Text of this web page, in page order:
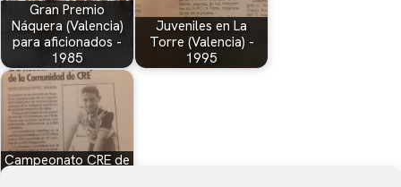
Gran Premio
Náquera (Valencia)
para aficionados -
1985
Juveniles en La
Torre (Valencia) -
1995
Campeonato CRE de